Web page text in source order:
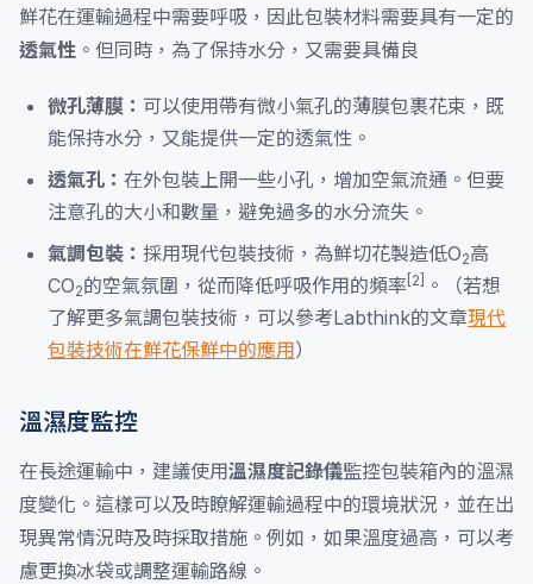
鮮花在運輸過程中需要呼吸，因此包裝材料需要具有一定的
透氣性 。但同時，為了保持水分，又需要具備良
微孔薄膜： 可以使用帶有微小氣孔的薄膜包裹花束，既
能保持水分，又能提供一定的透氣性。
透氣孔： 在外包裝上開一些小孔，增加空氣流通。但要
注意孔的大小和數量，避免過多的水分流失。
氣調包裝： 採用現代包裝技術，為鮮切花製造低O2高
CO2的空氣氛圍，從而降低呼吸作用的頻率 [2]
。（若想
了解更多氣調包裝技術，可以參考Labthink的文章現代
包裝技術在鮮花保鮮中的應用）
溫濕度監控
在長途運輸中，建議使用溫濕度記錄儀監控包裝箱內的溫濕
度變化。這樣可以及時瞭解運輸過程中的環境狀況，並在出
現異常情況時及時採取措施。例如，如果溫度過高，可以考
慮更換冰袋或調整運輸路線。